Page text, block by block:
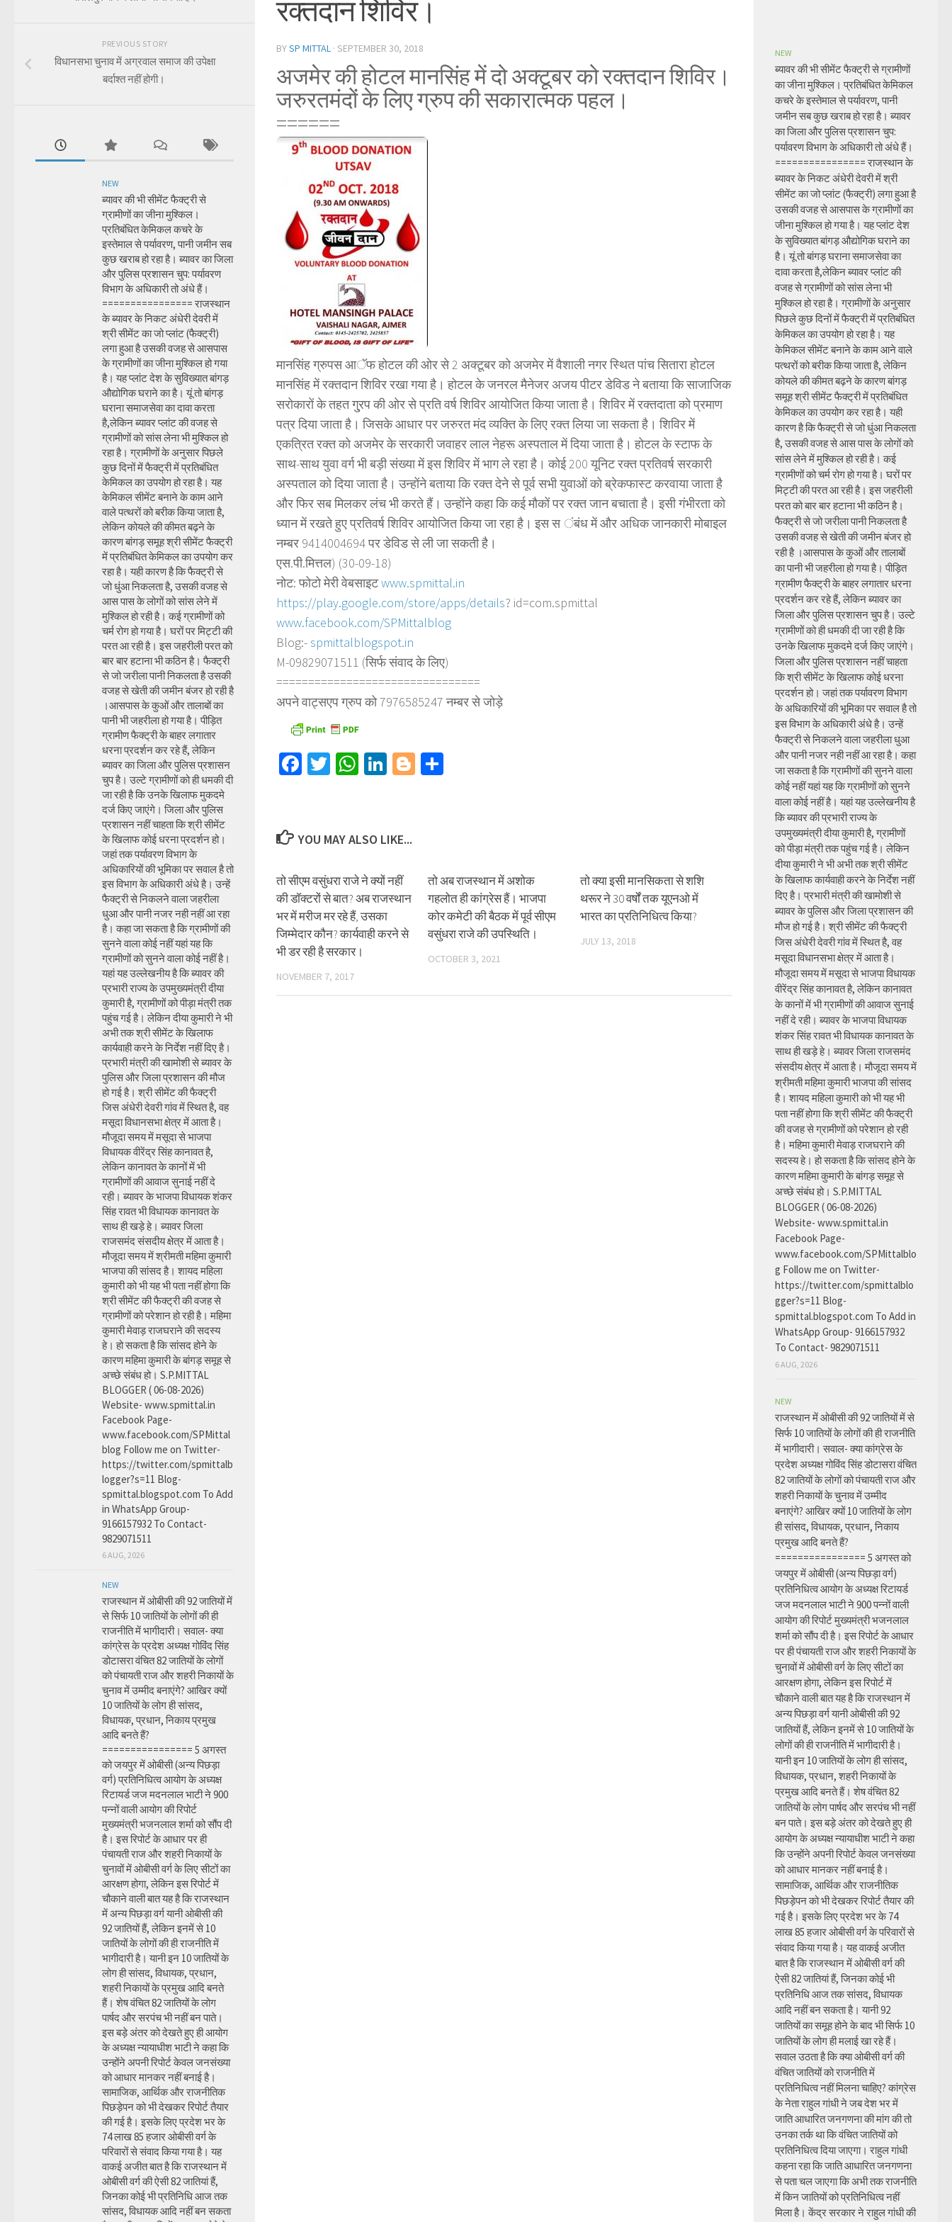
रक्तदान शिविर।
BYSP MITTAL · SEPTEMBER 30, 2018
अजमेर की होटल मानसिंह में दो अक्टूबर को रक्तदान शिविर।
जरुरतमंदों के लिए ग्रुप की सकारात्मक पहल।
======
मानसिंह ग्रुपस आॅफ होटल की ओर से 2 अक्टूबर को अजमेर में वैशाली नगर स्थित पांच सितारा होटल
मानसिंह में रक्तदान शिविर रखा गया है। होटल के जनरल मैनेजर अजय पीटर डेविड ने बताया कि साजाजिक
सरोकारों के तहत गु्रप की ओर से प्रति वर्ष शिविर आयोजित किया जाता है। शिविर में रक्तदाता को प्रमाण
पत्र दिया जाता है। जिसके आधार पर जरुरत मंद व्यक्ति के लिए रक्त लिया जा सकता है। शिविर में
एकत्रित रक्त को अजमेर के सरकारी जवाहर लाल नेहरू अस्पताल में दिया जाता है। होटल के स्टाफ के
साथ-साथ युवा वर्ग भी बड़ी संख्या में इस शिविर में भाग ले रहा है। कोई 200 यूनिट रक्त प्रतिवर्ष सरकारी
अस्पताल को दिया जाता है। उन्होंने बताया कि रक्त देने से पूर्व सभी युवाओं को ब्रेकफास्ट करवाया जाता है
और फिर सब मिलकर लंच भी करते हैं। उन्होंने कहा कि कई मौकों पर रक्त जान बचाता है। इसी गंभीरता को
ध्यान में रखते हुए प्रतिवर्ष शिविर आयोजित किया जा रहा है। इस स ंबंध में और अधिक जानकारी मोबाइल
नम्बर 9414004694 पर डेविड से ली जा सकती है।
एस.पी.मित्तल) (30-09-18)
नोट: फोटो मेरी वेबसाइटwww.spmittal.in
https://play.google.com/store/apps/details? id=com.spmittal
www.facebook.com/SPMittalblog
Blog:-spmittalblogspot.in
M-09829071511 (सिर्फ संवाद के लिए)
================================
अपने वाट्सएप ग्रुप को 7976585247 नम्बर से जोड़े
Facebook
TwitterWhatsApp
LinkedIn
Blogger
YOU MAY ALSO LIKE...
तो सीएम वसुंधरा राजे ने क्यों नहीं
की डाॅक्टरों से बात? अब राजस्थान
भर में मरीज मर रहे हैं, उसका
जिम्मेदार कौन? कार्यवाही करने से
भी डर रही है सरकार।
NOVEMBER 7, 2017
तो अब राजस्थान में अशोक
गहलोत ही कांग्रेस हैं। भाजपा
कोर कमेटी की बैठक में पूर्व सीएम
वसुंधरा राजे की उपस्थिति।
OCTOBER 3, 2021
तो क्या इसी मानसिकता से शशि
थरूर ने 30 वर्षों तक यूएनओ में
भारत का प्रतिनिधित्व किया?
JULY 13, 2018
PREVIOUS STORY
विधानसभा चुनाव में अग्रवाल समाज की उपेक्षा
बर्दाश्त नहीं होगी।
NEW
ब्यावर की भी सीमेंट फैक्ट्री से
ग्रामीणों का जीना मुश्किल।
प्रतिबंधित केमिकल कचरे के
इस्तेमाल से पर्यावरण, पानी जमीन सब
कुछ खराब हो रहा है। ब्यावर का जिला
और पुलिस प्रशासन चुप: पर्यावरण
विभाग के अधिकारी तो अंधे हैं।
================ राजस्थान
के ब्यावर के निकट अंधेरी देवरी में
श्री सीमेंट का जो प्लांट (फैक्ट्री)
लगा हुआ है उसकी वजह से आसपास
के ग्रामीणों का जीना मुश्किल हो गया
है। यह प्लांट देश के सुविख्यात बांगड़
औद्योगिक घराने का है। यूं तो बांगड़
घराना समाजसेवा का दावा करता
है,लेकिन ब्यावर प्लांट की वजह से
ग्रामीणों को सांस लेना भी मुश्किल हो
रहा है। ग्रामीणों के अनुसार पिछले
कुछ दिनों में फैक्ट्री में प्रतिबंधित
केमिकल का उपयोग हो रहा है। यह
केमिकल सीमेंट बनाने के काम आने
वाले पत्थरों को बरीक किया जाता है,
लेकिन कोयले की कीमत बढ़ने के
कारण बांगड़ समूह श्री सीमेंट फैक्ट्री
में प्रतिबंधित केमिकल का उपयोग कर
रहा है। यही कारण है कि फैक्ट्री से
जो धुंआ निकलता है, उसकी वजह से
आस पास के लोगों को सांस लेने में
मुश्किल हो रही है। कई ग्रामीणों को
चर्म रोग हो गया है। घरों पर मिट्टी की
परत आ रही है। इस जहरीली परत को
बार बार हटाना भी कठिन है। फैक्ट्री
से जो जरीला पानी निकलता है उसकी
वजह से खेती की जमीन बंजर हो रही है
।आसपास के कुओं और तालाबों का
पानी भी जहरीला हो गया है। पीड़ित
ग्रामीण फैक्ट्री के बाहर लगातार
धरना प्रदर्शन कर रहे हैं, लेकिन
ब्यावर का जिला और पुलिस प्रशासन
चुप है। उल्टे ग्रामीणों को ही धमकी दी
जा रही है कि उनके खिलाफ मुकदमे
दर्ज किए जाएंगे। जिला और पुलिस
प्रशासन नहीं चाहता कि श्री सीमेंट
के खिलाफ कोई धरना प्रदर्शन हो।
जहां तक पर्यावरण विभाग के
अधिकारियों की भूमिका पर सवाल है तो
इस विभाग के अधिकारी अंधे है। उन्हें
फैक्ट्री से निकलने वाला जहरीला
धुआ और पानी नजर नही नहीं आ रहा
है। कहा जा सकता है कि ग्रामीणों की
सुनने वाला कोई नहीं यहां यह कि
ग्रामीणों को सुनने वाला कोई नहीं है।
यहां यह उल्लेखनीय है कि ब्यावर की
प्रभारी राज्य के उपमुख्यमंत्री दीया
कुमारी है, ग्रामीणों को पीड़ा मंत्री तक
पहुंच गई है। लेकिन दीया कुमारी ने भी
अभी तक श्री सीमेंट के खिलाफ
कार्यवाही करने के निर्देश नहीं दिए है।
प्रभारी मंत्री की खामोशी से ब्यावर के
पुलिस और जिला प्रशासन की मौज
हो गई है। श्री सीमेंट की फैक्ट्री
जिस अंधेरी देवरी गांव में स्थित है, वह
मसूदा विधानसभा क्षेत्र में आता है।
मौजूदा समय में मसूदा से भाजपा
विधायक वीरेंद्र सिंह कानावत है,
लेकिन कानावत के कानों में भी
ग्रामीणों की आवाज सुनाई नहीं दे
रही। ब्यावर के भाजपा विधायक शंकर
सिंह रावत भी विधायक कानावत के
साथ ही खड़े हे। ब्यावर जिला
राजसमंद संसदीय क्षेत्र में आता है।
मौजूदा समय में श्रीमती महिमा कुमारी
भाजपा की सांसद है। शायद महिला
कुमारी को भी यह भी पता नहीं होगा कि
श्री सीमेंट की फैक्ट्री की वजह से
ग्रामीणों को परेशान हो रही है। महिमा
कुमारी मेवाड़ राजघराने की सदस्य
हे। हो सकता है कि सांसद होने के
कारण महिमा कुमारी के बांगड़ समूह से
अच्छे संबंध हो। S.P.MITTAL
BLOGGER ( 06-08-2026)
Website- www.spmittal.in
Facebook Page-
www.facebook.com/SPMittal
blog Follow me on Twitter-
https://twitter.com/spmittalb
logger?s=11 Blog-
spmittal.blogspot.com To Add
in WhatsApp Group-
9166157932 To Contact-
9829071511
6 AUG, 2026
NEW
राजस्थान में ओबीसी की 92 जातियों में
से सिर्फ 10 जातियों के लोगों की ही
राजनीति में भागीदारी। सवाल- क्या
कांग्रेस के प्रदेश अध्यक्ष गोविंद सिंह
डोटासरा वंचित 82 जातियों के लोगों
को पंचायती राज और शहरी निकायों के
चुनाव में उम्मीद बनाएंगे? आखिर क्यों
10 जातियों के लोग ही सांसद,
विधायक, प्रधान, निकाय प्रमुख
आदि बनते हैं?
================ 5 अगस्त
को जयपुर में ओबीसी (अन्य पिछड़ा
वर्ग) प्रतिनिधित्व आयोग के अध्यक्ष
रिटायर्ड जज मदनलाल भाटी ने 900
पन्नों वाली आयोग की रिपोर्ट
मुख्यमंत्री भजनलाल शर्मा को सौंप दी
है। इस रिपोर्ट के आधार पर ही
पंचायती राज और शहरी निकायों के
चुनावों में ओबीसी वर्ग के लिए सीटों का
आरक्षण होगा, लेकिन इस रिपोर्ट में
चौकाने वाली बात यह है कि राजस्थान
में अन्य पिछड़ा वर्ग यानी ओबीसी की
92 जातियों हैं, लेकिन इनमें से 10
जातियों के लोगों की ही राजनीति में
भागीदारी है। यानी इन 10 जातियों के
लोग ही सांसद, विधायक, प्रधान,
शहरी निकायों के प्रमुख आदि बनते
हैं। शेष वंचित 82 जातियों के लोग
पार्षद और सरपंच भी नहीं बन पाते।
इस बड़े अंतर को देखते हुए ही आयोग
के अध्यक्ष न्यायाधीश भाटी ने कहा कि
उन्होंने अपनी रिपोर्ट केवल जनसंख्या
को आधार मानकर नहीं बनाई है।
सामाजिक, आर्थिक और राजनीतिक
पिछड़ेपन को भी देखकर रिपोर्ट तैयार
की गई है। इसके लिए प्रदेश भर के
74 लाख 85 हजार ओबीसी वर्ग के
परिवारों से संवाद किया गया है। यह
वाकई अजीत बात है कि राजस्थान में
ओबीसी वर्ग की ऐसी 82 जातियां हैं,
जिनका कोई भी प्रतिनिधि आज तक
सांसद, विधायक आदि नहीं बन सकता
NEW
ब्यावर की भी सीमेंट फैक्ट्री से ग्रामीणों
का जीना मुश्किल। प्रतिबंधित केमिकल
कचरे के इस्तेमाल से पर्यावरण, पानी
जमीन सब कुछ खराब हो रहा है। ब्यावर
का जिला और पुलिस प्रशासन चुप:
पर्यावरण विभाग के अधिकारी तो अंधे हैं।
================ राजस्थान के
ब्यावर के निकट अंधेरी देवरी में श्री
सीमेंट का जो प्लांट (फैक्ट्री) लगा हुआ है
उसकी वजह से आसपास के ग्रामीणों का
जीना मुश्किल हो गया है। यह प्लांट देश
के सुविख्यात बांगड़ औद्योगिक घराने का
है। यूं तो बांगड़ घराना समाजसेवा का
दावा करता है,लेकिन ब्यावर प्लांट की
वजह से ग्रामीणों को सांस लेना भी
मुश्किल हो रहा है। ग्रामीणों के अनुसार
पिछले कुछ दिनों में फैक्ट्री में प्रतिबंधित
केमिकल का उपयोग हो रहा है। यह
केमिकल सीमेंट बनाने के काम आने वाले
पत्थरों को बरीक किया जाता है, लेकिन
कोयले की कीमत बढ़ने के कारण बांगड़
समूह श्री सीमेंट फैक्ट्री में प्रतिबंधित
केमिकल का उपयोग कर रहा है। यही
कारण है कि फैक्ट्री से जो धुंआ निकलता
है, उसकी वजह से आस पास के लोगों को
सांस लेने में मुश्किल हो रही है। कई
ग्रामीणों को चर्म रोग हो गया है। घरों पर
मिट्टी की परत आ रही है। इस जहरीली
परत को बार बार हटाना भी कठिन है।
फैक्ट्री से जो जरीला पानी निकलता है
उसकी वजह से खेती की जमीन बंजर हो
रही है ।आसपास के कुओं और तालाबों
का पानी भी जहरीला हो गया है। पीड़ित
ग्रामीण फैक्ट्री के बाहर लगातार धरना
प्रदर्शन कर रहे हैं, लेकिन ब्यावर का
जिला और पुलिस प्रशासन चुप है। उल्टे
ग्रामीणों को ही धमकी दी जा रही है कि
उनके खिलाफ मुकदमे दर्ज किए जाएंगे।
जिला और पुलिस प्रशासन नहीं चाहता
कि श्री सीमेंट के खिलाफ कोई धरना
प्रदर्शन हो। जहां तक पर्यावरण विभाग
के अधिकारियों की भूमिका पर सवाल है तो
इस विभाग के अधिकारी अंधे है। उन्हें
फैक्ट्री से निकलने वाला जहरीला धुआ
और पानी नजर नही नहीं आ रहा है। कहा
जा सकता है कि ग्रामीणों की सुनने वाला
कोई नहीं यहां यह कि ग्रामीणों को सुनने
वाला कोई नहीं है। यहां यह उल्लेखनीय है
कि ब्यावर की प्रभारी राज्य के
उपमुख्यमंत्री दीया कुमारी है, ग्रामीणों
को पीड़ा मंत्री तक पहुंच गई है। लेकिन
दीया कुमारी ने भी अभी तक श्री सीमेंट
के खिलाफ कार्यवाही करने के निर्देश नहीं
दिए है। प्रभारी मंत्री की खामोशी से
ब्यावर के पुलिस और जिला प्रशासन की
मौज हो गई है। श्री सीमेंट की फैक्ट्री
जिस अंधेरी देवरी गांव में स्थित है, वह
मसूदा विधानसभा क्षेत्र में आता है।
मौजूदा समय में मसूदा से भाजपा विधायक
वीरेंद्र सिंह कानावत है, लेकिन कानावत
के कानों में भी ग्रामीणों की आवाज सुनाई
नहीं दे रही। ब्यावर के भाजपा विधायक
शंकर सिंह रावत भी विधायक कानावत के
साथ ही खड़े हे। ब्यावर जिला राजसमंद
संसदीय क्षेत्र में आता है। मौजूदा समय में
श्रीमती महिमा कुमारी भाजपा की सांसद
है। शायद महिला कुमारी को भी यह भी
पता नहीं होगा कि श्री सीमेंट की फैक्ट्री
की वजह से ग्रामीणों को परेशान हो रही
है। महिमा कुमारी मेवाड़ राजघराने की
सदस्य हे। हो सकता है कि सांसद होने के
कारण महिमा कुमारी के बांगड़ समूह से
अच्छे संबंध हो। S.P.MITTAL
BLOGGER ( 06-08-2026)
Website- www.spmittal.in
Facebook Page-
www.facebook.com/SPMittalblo
g Follow me on Twitter-
https://twitter.com/spmittalblo
gger?s=11 Blog-
spmittal.blogspot.com To Add in
WhatsApp Group- 9166157932
To Contact- 9829071511
6 AUG, 2026
NEW
राजस्थान में ओबीसी की 92 जातियों में से
सिर्फ 10 जातियों के लोगों की ही राजनीति
में भागीदारी। सवाल- क्या कांग्रेस के
प्रदेश अध्यक्ष गोविंद सिंह डोटासरा वंचित
82 जातियों के लोगों को पंचायती राज और
शहरी निकायों के चुनाव में उम्मीद
बनाएंगे? आखिर क्यों 10 जातियों के लोग
ही सांसद, विधायक, प्रधान, निकाय
प्रमुख आदि बनते हैं?
================ 5 अगस्त को
जयपुर में ओबीसी (अन्य पिछड़ा वर्ग)
प्रतिनिधित्व आयोग के अध्यक्ष रिटायर्ड
जज मदनलाल भाटी ने 900 पन्नों वाली
आयोग की रिपोर्ट मुख्यमंत्री भजनलाल
शर्मा को सौंप दी है। इस रिपोर्ट के आधार
पर ही पंचायती राज और शहरी निकायों के
चुनावों में ओबीसी वर्ग के लिए सीटों का
आरक्षण होगा, लेकिन इस रिपोर्ट में
चौकाने वाली बात यह है कि राजस्थान में
अन्य पिछड़ा वर्ग यानी ओबीसी की 92
जातियों हैं, लेकिन इनमें से 10 जातियों के
लोगों की ही राजनीति में भागीदारी है।
यानी इन 10 जातियों के लोग ही सांसद,
विधायक, प्रधान, शहरी निकायों के
प्रमुख आदि बनते हैं। शेष वंचित 82
जातियों के लोग पार्षद और सरपंच भी नहीं
बन पाते। इस बड़े अंतर को देखते हुए ही
आयोग के अध्यक्ष न्यायाधीश भाटी ने कहा
कि उन्होंने अपनी रिपोर्ट केवल जनसंख्या
को आधार मानकर नहीं बनाई है।
सामाजिक, आर्थिक और राजनीतिक
पिछड़ेपन को भी देखकर रिपोर्ट तैयार की
गई है। इसके लिए प्रदेश भर के 74
लाख 85 हजार ओबीसी वर्ग के परिवारों से
संवाद किया गया है। यह वाकई अजीत
बात है कि राजस्थान में ओबीसी वर्ग की
ऐसी 82 जातियां हैं, जिनका कोई भी
प्रतिनिधि आज तक सांसद, विधायक
आदि नहीं बन सकता है। यानी 92
जातियों का समूह होने के बाद भी सिर्फ 10
जातियों के लोग ही मलाई खा रहे हैं।
सवाल उठता है कि क्या ओबीसी वर्ग की
वंचित जातियों को राजनीति में
प्रतिनिधित्व नहीं मिलना चाहिए? कांग्रेस
के नेता राहुल गांधी ने जब देश भर में
जाति आधारित जनगणना की मांग की तो
उनका तर्क था कि वंचित जातियों को
प्रतिनिधित्व दिया जाएगा। राहुल गांधी
कहना रहा कि जाति आधारित जनगणना
से पता चल जाएगा कि अभी तक राजनीति
में किन जातियों को प्रतिनिधित्व नहीं
मिला है। केंद्र सरकार ने राहुल गांधी की